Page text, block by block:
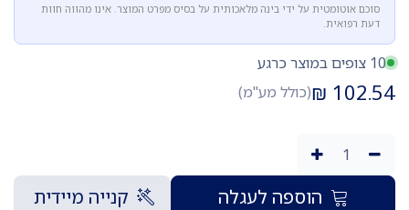
סוכם אוטומטית על ידי בינה מלאכותית על בסיס מפרט המוצר. אינו מהווה חוות
דעת רפואית.
10 צופים במוצר כרגע
102.54
₪(כולל מע"מ)
הוספה לעגלה קנייה מיידית